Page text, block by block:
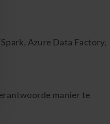
Azure Data Factory,
manier te